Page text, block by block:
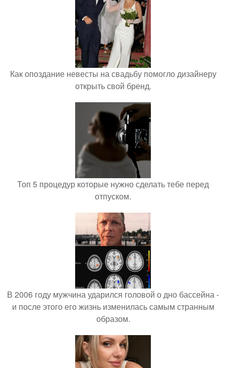
Как опоздание невесты на свадьбу помогло дизайнеру
открыть свой бренд.
Топ 5 процедур которые нужно сделать тебе перед
отпуском.
В 2006 году мужчина ударился головой о дно бассейна -
и после этого его жизнь изменилась самым странным
образом.